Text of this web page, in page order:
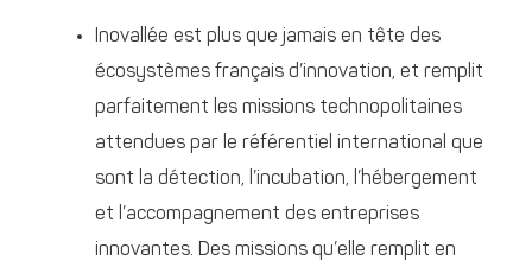
Inovallée est plus que jamais en tête des
écosystèmes français d’innovation, et remplit
parfaitement les missions technopolitaines
attendues par le référentiel international que
sont la détection, l’incubation, l’hébergement
et l’accompagnement des entreprises
innovantes. Des missions qu’elle remplit en